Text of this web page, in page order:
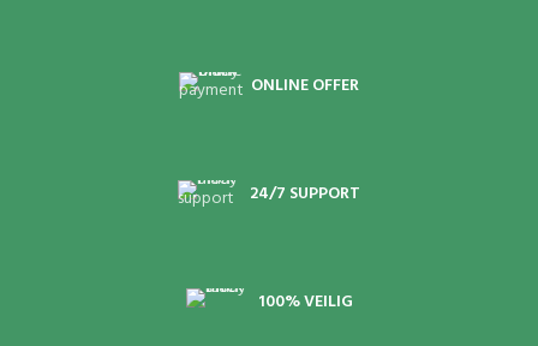
ONLINE OFFER
24/7 SUPPORT
100% VEILIG